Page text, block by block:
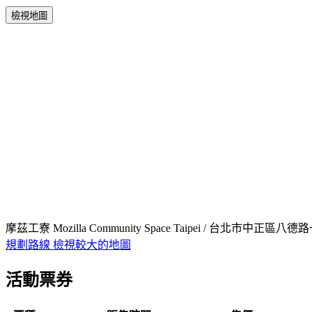
檢視地圖
摩茲工寮 Mozilla Community Space Taipei / 台北市中正區八德
規劃路線 檢視較大的地圖
活動票券